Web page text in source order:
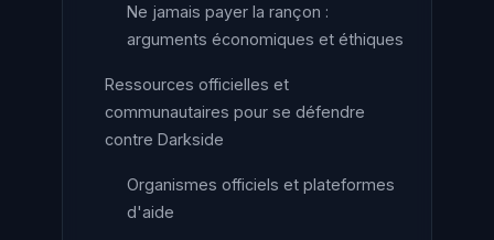
Ne jamais payer la rançon :
arguments économiques et éthiques
Ressources officielles et
communautaires pour se défendre
contre Darkside
Organismes officiels et plateformes
d'aide